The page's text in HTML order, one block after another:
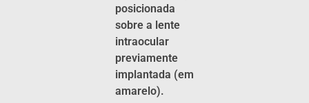
posicionada
sobre a lente
intraocular
previamente
implantada (em
amarelo).